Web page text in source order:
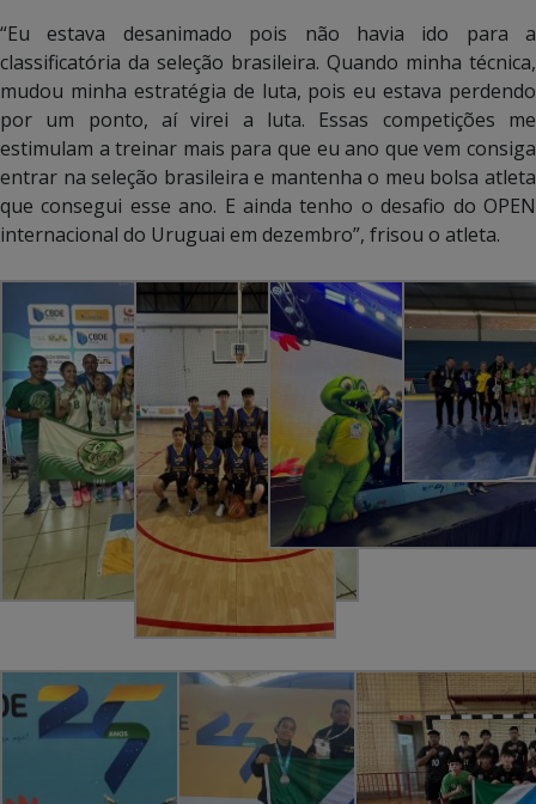
“Eu estava desanimado pois não havia ido para a
classificatória da seleção brasileira. Quando minha técnica,
mudou minha estratégia de luta, pois eu estava perdendo
por um ponto, aí virei a luta. Essas competições me
estimulam a treinar mais para que eu ano que vem consiga
entrar na seleção brasileira e mantenha o meu bolsa atleta
que consegui esse ano. E ainda tenho o desafio do OPEN
internacional do Uruguai em dezembro”, frisou o atleta.